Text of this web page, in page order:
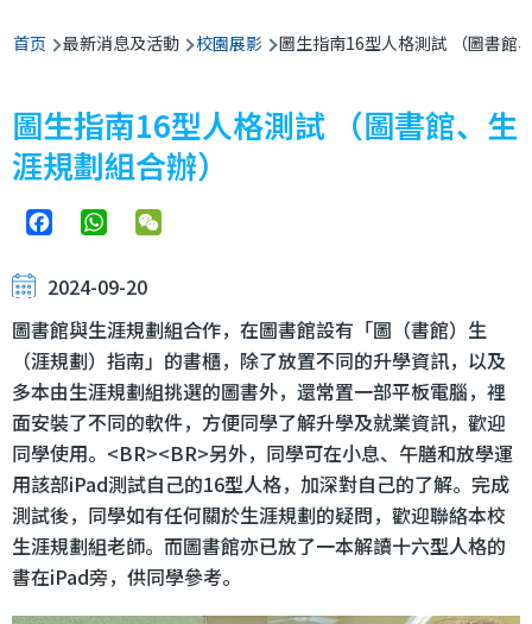
面
包
屑
首页 最新消息及活動 校園展影 圖生指南16型人格測試 （圖書館
圖生指南16型人格測試 （圖書館、生
涯規劃組合辦）
FacebookWhatsApp
2024-09-20
圖書館與生涯規劃組合作，在圖書館設有「圖（書館）生
（涯規劃）指南」的書櫃，除了放置不同的升學資訊，以及
多本由生涯規劃組挑選的圖書外，還常置一部平板電腦，裡
面安裝了不同的軟件，方便同學了解升學及就業資訊，歡迎
同學使用。<BR><BR>另外，同學可在小息、午膳和放學運
用該部iPad測試自己的16型人格，加深對自己的了解。完成
測試後，同學如有任何關於生涯規劃的疑問，歡迎聯絡本校
生涯規劃組老師。而圖書館亦已放了一本解讀十六型人格的
書在iPad旁，供同學參考。